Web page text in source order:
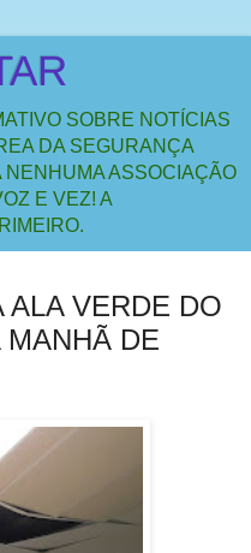
SOBRE NOTÍCIAS
DA SEGURANÇA
ASSOCIAÇÃO
E VEZ! A
ALA VERDE DO
DE